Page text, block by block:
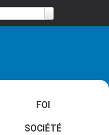
FOI
SOCIÉTÉ